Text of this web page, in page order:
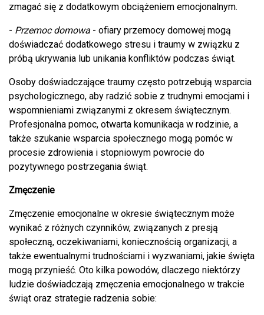
zmagać się z dodatkowym obciążeniem emocjonalnym.
- Przemoc domowa - ofiary przemocy domowej mogą
doświadczać dodatkowego stresu i traumy w związku z
próbą ukrywania lub unikania konfliktów podczas świąt.
Osoby doświadczające traumy często potrzebują wsparcia
psychologicznego, aby radzić sobie z trudnymi emocjami i
wspomnieniami związanymi z okresem świątecznym.
Profesjonalna pomoc, otwarta komunikacja w rodzinie, a
także szukanie wsparcia społecznego mogą pomóc w
procesie zdrowienia i stopniowym powrocie do
pozytywnego postrzegania świąt.
Zmęczenie
Zmęczenie emocjonalne w okresie świątecznym może
wynikać z różnych czynników, związanych z presją
społeczną, oczekiwaniami, koniecznością organizacji, a
także ewentualnymi trudnościami i wyzwaniami, jakie święta
mogą przynieść. Oto kilka powodów, dlaczego niektórzy
ludzie doświadczają zmęczenia emocjonalnego w trakcie
świąt oraz strategie radzenia sobie: